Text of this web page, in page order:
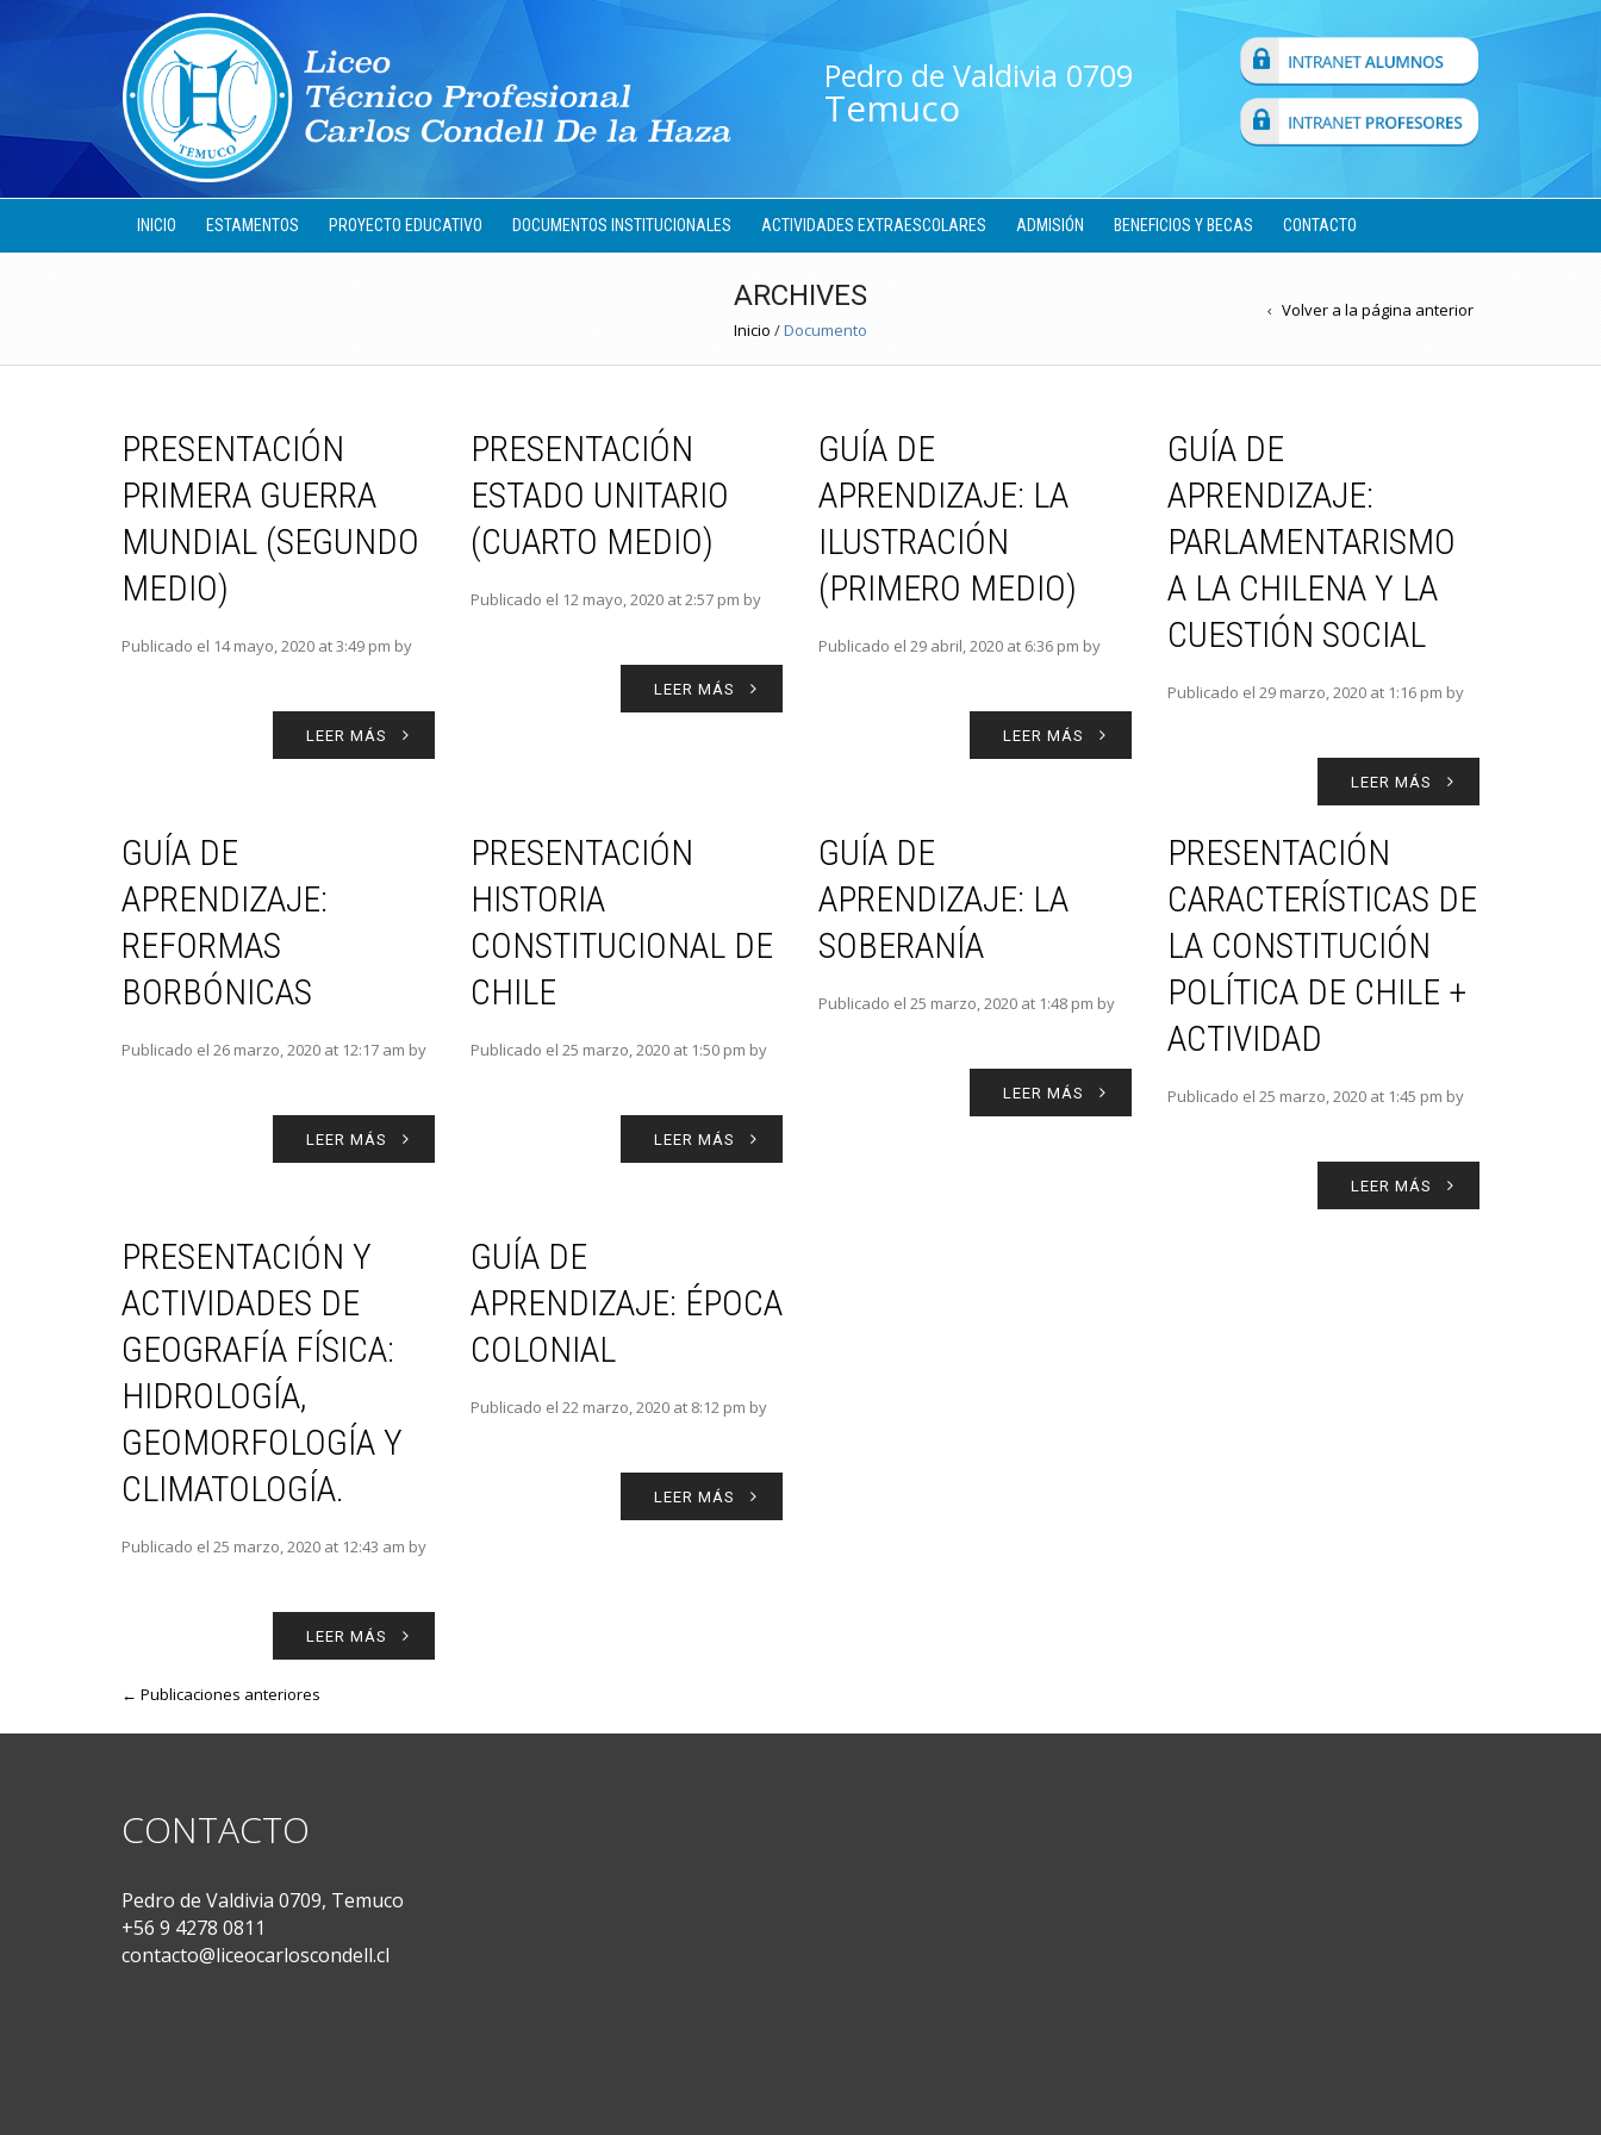
Pedro de Valdivia 0709
Temuco
INICIO ESTAMENTOS PROYECTO EDUCATIVO DOCUMENTOS INSTITUCIONALES ACTIVIDADES EXTRAESCOLARES ADMISIÓN BENEFICIOS Y BECAS CONTACTO
ARCHIVES
Inicio /Documento
Volver a la página anterior
PRESENTACIÓN
PRIMERA GUERRA
MUNDIAL (SEGUNDO
MEDIO)
Publicado el 14 mayo, 2020 at 3:49 pm by
LEER MÁS
PRESENTACIÓN
ESTADO UNITARIO
(CUARTO MEDIO)
Publicado el 12 mayo, 2020 at 2:57 pm by
LEER MÁS
GUÍA DE
APRENDIZAJE: LA
ILUSTRACIÓN
(PRIMERO MEDIO)
Publicado el 29 abril, 2020 at 6:36 pm by
LEER MÁS
GUÍA DE
APRENDIZAJE:
PARLAMENTARISMO
A LA CHILENA Y LA
CUESTIÓN SOCIAL
Publicado el 29 marzo, 2020 at 1:16 pm by
LEER MÁS
GUÍA DE
APRENDIZAJE:
REFORMAS
BORBÓNICAS
Publicado el 26 marzo, 2020 at 12:17 am by
LEER MÁS
PRESENTACIÓN
HISTORIA
CONSTITUCIONAL DE
CHILE
Publicado el 25 marzo, 2020 at 1:50 pm by
LEER MÁS
GUÍA DE
APRENDIZAJE: LA
SOBERANÍA
Publicado el 25 marzo, 2020 at 1:48 pm by
LEER MÁS
PRESENTACIÓN
CARACTERÍSTICAS DE
LA CONSTITUCIÓN
POLÍTICA DE CHILE +
ACTIVIDAD
Publicado el 25 marzo, 2020 at 1:45 pm by
LEER MÁS
PRESENTACIÓN Y
ACTIVIDADES DE
GEOGRAFÍA FÍSICA:
HIDROLOGÍA,
GEOMORFOLOGÍA Y
CLIMATOLOGÍA.
Publicado el 25 marzo, 2020 at 12:43 am by
LEER MÁS
GUÍA DE
APRENDIZAJE: ÉPOCA
COLONIAL
Publicado el 22 marzo, 2020 at 8:12 pm by
LEER MÁS
← Publicaciones anteriores
CONTACTO
Pedro de Valdivia 0709, Temuco
+56 9 4278 0811
contacto@liceocarloscondell.cl